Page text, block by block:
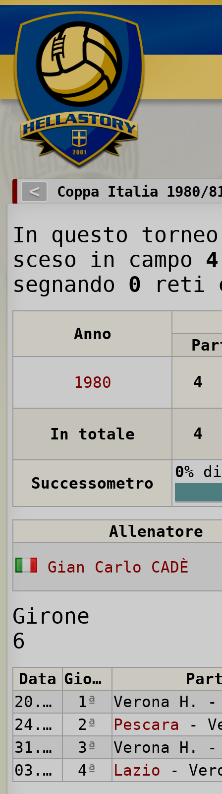
Benvenuti su HELLASTORY.net
< Coppa Italia 1980/
In questo
sceso in campo 4
segnando 0 reti
Anno
1980 4
In totale 4
Successometro
0%
Allenatore
Gian Carlo CADÈ
Girone
6
Data Giornata
20.08.
1980
1ª
Verona H.
24.08.
1980
2ª Pescara -
31.08.
1980
3ª
Verona H.
03.09.
1980
4ª Lazio -